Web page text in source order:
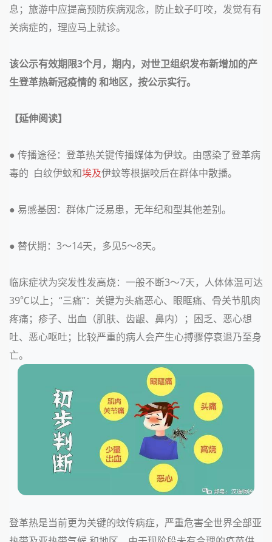
息；旅游中应提高预防疾病观念，防止蚊子叮咬，发觉有有
关病症的，理应马上就诊。
该公示有效期限3个月，期内，对世卫组织发布新增加的产
生登革热新冠疫情的 和地区，按公示实行。
【延伸阅读】
● 传播途径：登革热关键传播媒体为伊蚊。由感染了登革病
毒的 白纹伊蚊和埃及伊蚊等根据咬后在群体中散播。
● 易感基因：群体广泛易患，无年纪和型其他差别。
● 替伏期： 3～14天，多见5～8天。
临床症状为突发性发高烧：一般不断3～7天，人体体温可达
39℃以上；“三痛”：关键为头痛恶心、眼眶痛、骨关节肌肉
疼痛；疹子、出血（肌肤、齿龈、鼻内）；困乏、恶心想
吐、恶心呕吐；比较严重的病人会产生心搏骤停衰退乃至身
亡。
登革热是当前更为关键的蚊传病症，严重危害全世界全部亚